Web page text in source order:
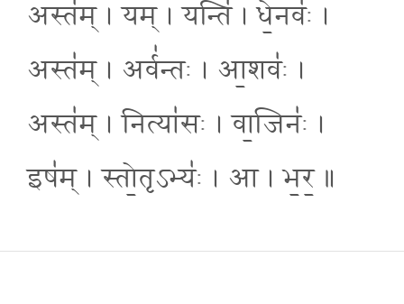
अस्त॑म् । यम् । यन्ति॑ । धे॒नवः॑ ।
अस्त॑म् । अर्व॑न्तः । आ॒शवः॑ ।
अस्त॑म् । नित्या॑सः । वा॒जिनः॑ ।
इष॑म् । स्तो॒तृऽभ्यः॑ । आ । भ॒र॒ ॥